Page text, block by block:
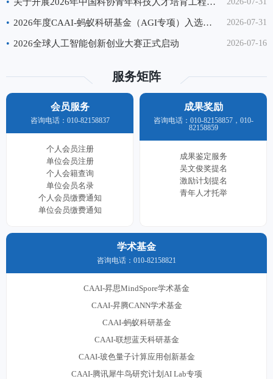
• 2026年度CAAI-蚂蚁科研基金（AGI专项）入选名单公示 2026-07-31
• 2026全球人工智能创新创业大赛正式启动 2026-07-16
服务矩阵
会员服务
咨询电话：010-82158837
个人会员注册
单位会员注册
个人会籍查询
单位会员名录
个人会员缴费通知
单位会员缴费通知
成果奖励
咨询电话：010-82158857，010-
82158859
成果鉴定服务
吴文俊奖提名
激励计划提名
青年人才托举
学术基金
咨询电话：010-82158821
CAAI-昇思MindSpore学术基金
CAAI-昇腾CANN学术基金
CAAI-蚂蚁科研基金
CAAI-联想蓝天科研基金
CAAI-玻色量子计算应用创新基金
CAAI-腾讯犀牛鸟研究计划AI Lab专项